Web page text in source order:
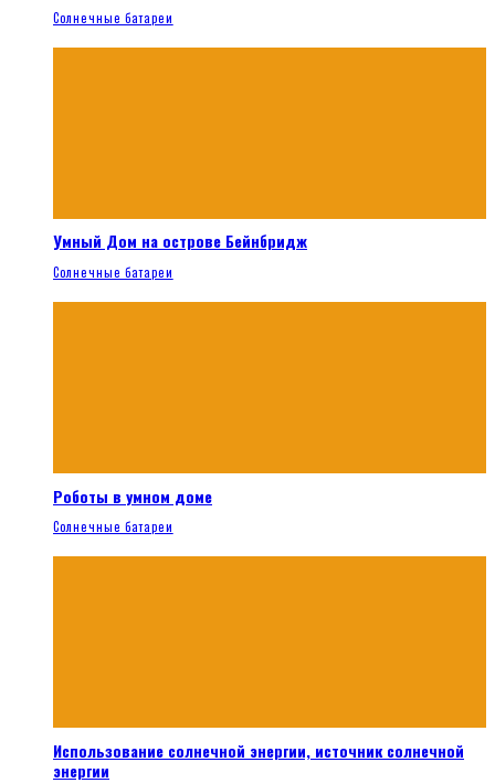
Солнечные батареи
Умный Дом на острове Бейнбридж
Солнечные батареи
Роботы в умном доме
Солнечные батареи
Использование солнечной энергии, источник солнечной
энергии